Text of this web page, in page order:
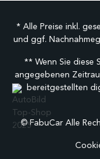
* Alle Preise inkl.
und ggf.
** Wenn Sie diese
angegebenen
bereitgestellten
©FabuCar Alle